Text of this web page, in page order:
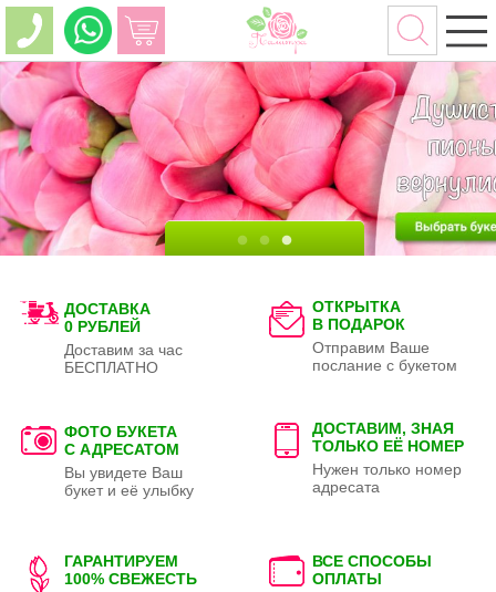
ДОСТАВКА
0 РУБЛЕЙ
Доставим за час
БЕСПЛАТНО
ОТКРЫТКА
В ПОДАРОК
Отправим Ваше
послание с букетом
ФОТО БУКЕТА
С АДРЕСАТОМ
Вы увидете Ваш
букет и её улыбку
ДОСТАВИМ, ЗНАЯ
ТОЛЬКО ЕЁ НОМЕР
Нужен только номер
адресата
ГАРАНТИРУЕМ
100% СВЕЖЕСТЬ
ВСЕ СПОСОБЫ
ОПЛАТЫ